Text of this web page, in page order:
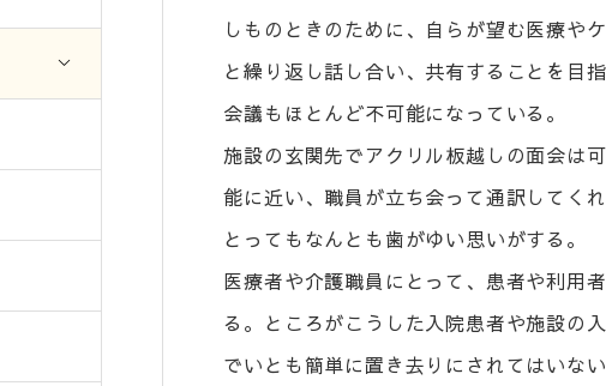
しものときのために、自らが望む医療や
と繰り返し話し合い、共有することを目
会議もほとんど不可能になっている。
施設の玄関先でアクリル板越しの面会は
能に近い、職員が立ち会って通訳してく
とってもなんとも歯がゆい思いがする。
医療者や介護職員にとって、患者や利用
る。ところがこうした入院患者や施設の
でいとも簡単に置き去りにされてはいない